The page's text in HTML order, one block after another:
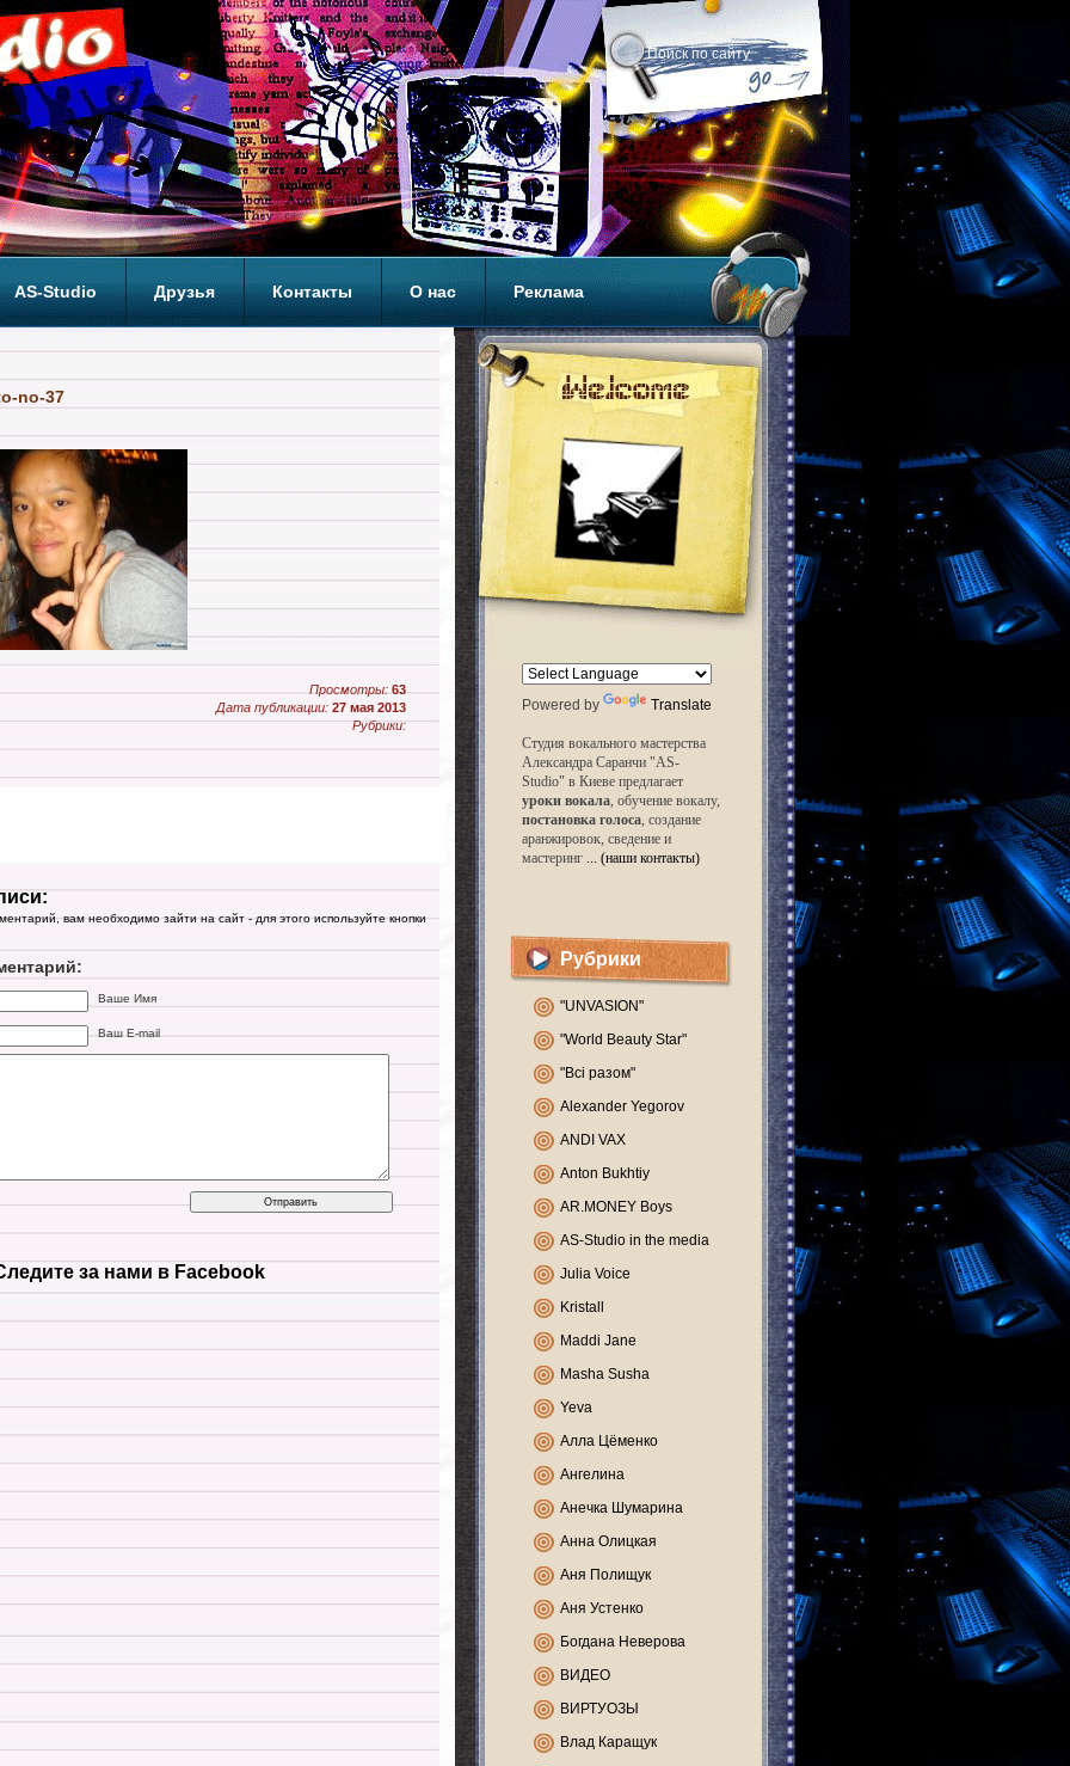
AS-Studio Друзья Контакты О нас Реклама
no-37
Просмотры: 63
Дата публикации: 27 мая 2013
Рубрики:
вам необходимо зайти на сайт - для этого используйте кнопки
Ваше Имя
Ваш E-mail
за нами в Facebook
Powered by Translate
Студия вокального мастерства
Александра Саранчи "AS-
Studio" в Киеве предлагает
уроки вокала, обучение вокалу,
постановка голоса, создание
аранжировок, сведение и
мастеринг ... (наши контакты)
Рубрики
"UNVASION"
"World Beauty Star"
"Всі разом"
Alexander Yegorov
ANDI VAX
Anton Bukhtiy
AR.MONEY Boys
AS-Studio in the media
Julia Voice
Kristall
Maddi Jane
Masha Susha
Yeva
Алла Цёменко
Ангелина
Анечка Шумарина
Анна Олицкая
Аня Полищук
Аня Устенко
Богдана Неверова
ВИДЕО
ВИРТУОЗЫ
Влад Каращук